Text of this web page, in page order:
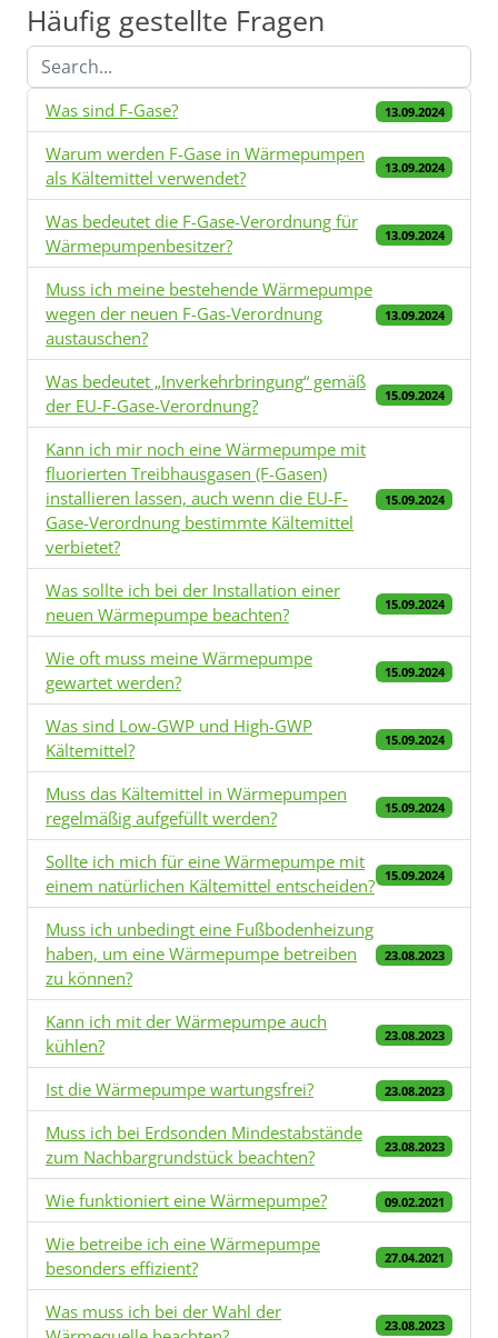
Häufig gestellte Fragen
Was sind F-Gase? 13.09.2024
Warum werden F-Gase in Wärmepumpen
als Kältemittel verwendet?
13.09.2024
Was bedeutet die F-Gase-Verordnung für
Wärmepumpenbesitzer?
13.09.2024
Muss ich meine bestehende Wärmepumpe
wegen der neuen F-Gas-Verordnung
austauschen?
13.09.2024
Was bedeutet „Inverkehrbringung“ gemäß
der EU-F-Gase-Verordnung?
15.09.2024
Kann ich mir noch eine Wärmepumpe mit
fluorierten Treibhausgasen (F-Gasen)
installieren lassen, auch wenn die EU-F-
Gase-Verordnung bestimmte Kältemittel
verbietet?
15.09.2024
Was sollte ich bei der Installation einer
neuen Wärmepumpe beachten?
15.09.2024
Wie oft muss meine Wärmepumpe
gewartet werden?
15.09.2024
Was sind Low-GWP und High-GWP
Kältemittel?
15.09.2024
Muss das Kältemittel in Wärmepumpen
regelmäßig aufgefüllt werden?
15.09.2024
Sollte ich mich für eine Wärmepumpe mit
einem natürlichen Kältemittel entscheiden?
15.09.2024
Muss ich unbedingt eine Fußbodenheizung
haben, um eine Wärmepumpe betreiben
zu können?
23.08.2023
Kann ich mit der Wärmepumpe auch
kühlen?
23.08.2023
Ist die Wärmepumpe wartungsfrei? 23.08.2023
Muss ich bei Erdsonden Mindestabstände
zum Nachbargrundstück beachten?
23.08.2023
Wie funktioniert eine Wärmepumpe? 09.02.2021
Wie betreibe ich eine Wärmepumpe
besonders effizient?
27.04.2021
Was muss ich bei der Wahl der
23.08.2023